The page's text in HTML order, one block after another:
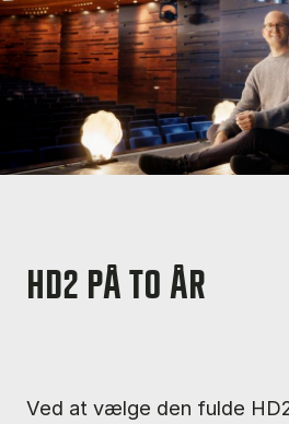
HD2 PÅ TO ÅR
Ved at vælge den fulde